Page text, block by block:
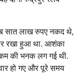
सात लाख रुपए नकद थे,
रखा हुआ था. आशंका
की भनक लग गई थी.
हो गए और पूरे समय